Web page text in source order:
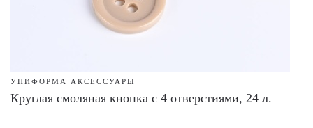
УНИФОРМА АКСЕССУАРЫ
Круглая смоляная кнопка с 4 отверстиями, 24 л.